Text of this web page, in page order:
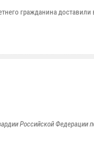
гражданина
Российской Федерации